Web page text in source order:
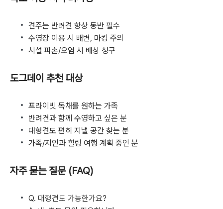
견주는 반려견 항상 동반 필수
수영장 이용 시 배변, 마킹 주의
시설 파손/오염 시 배상 청구
도그데이 추천 대상
프라이빗 독채를 원하는 가족
반려견과 함께 수영하고 싶은 분
대형견도 편히 지낼 공간 찾는 분
가족/지인과 힐링 여행 계획 중인 분
자주 묻는 질문 (FAQ)
Q. 대형견도 가능한가요?